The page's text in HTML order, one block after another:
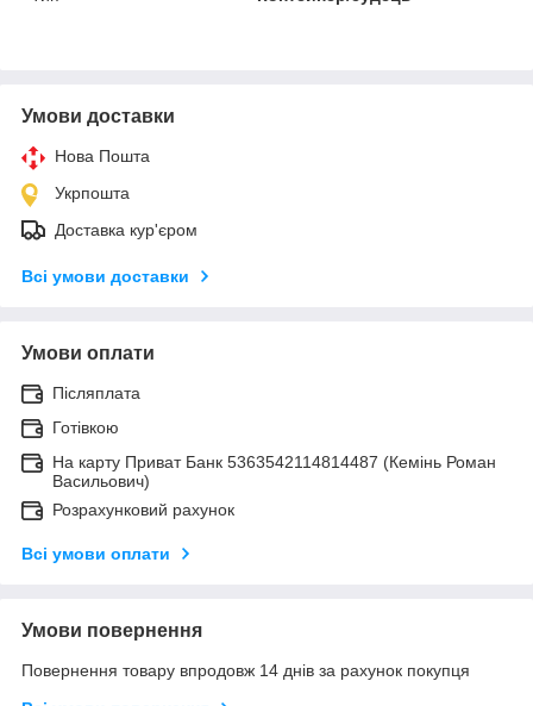
Умови доставки
Нова Пошта
Укрпошта
Доставка кур'єром
Всі умови доставки
Умови оплати
Післяплата
Готівкою
На карту Приват Банк 5363542114814487 (Кемінь Роман
Васильович)
Розрахунковий рахунок
Всі умови оплати
Умови повернення
Повернення товару впродовж 14 днів за рахунок покупця